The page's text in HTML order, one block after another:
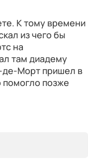
К тому времени
из чего бы
на
там диадему
де-Морт пришел в
помогло позже